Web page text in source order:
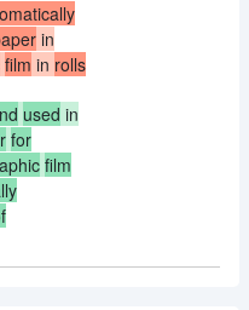
in
film in rolls
used in
for
film